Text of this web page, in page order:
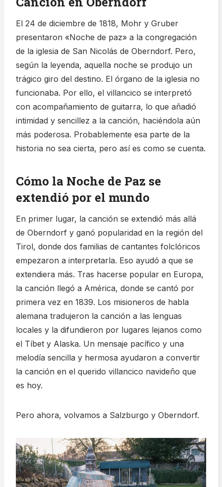
El 24 de diciembre de 1818, Mohr y Gruber
presentaron «Noche de paz» a la congregación
de la iglesia de San Nicolás de Oberndorf. Pero,
según la leyenda, aquella noche se produjo un
trágico giro del destino. El órgano de la iglesia no
funcionaba. Por ello, el villancico se interpretó
con acompañamiento de guitarra, lo que añadió
intimidad y sencillez a la canción, haciéndola aún
más poderosa. Probablemente esa parte de la
historia no sea cierta, pero así es como se cuenta.
Cómo la Noche de Paz se
extendió por el mundo
En primer lugar, la canción se extendió más allá
de Oberndorf y ganó popularidad en la región del
Tirol, donde dos familias de cantantes folclóricos
empezaron a interpretarla. Eso ayudó a que se
extendiera más. Tras hacerse popular en Europa,
la canción llegó a América, donde se cantó por
primera vez en 1839. Los misioneros de habla
alemana tradujeron la canción a las lenguas
locales y la difundieron por lugares lejanos como
el Tíbet y Alaska. Un mensaje pacífico y una
melodía sencilla y hermosa ayudaron a convertir
la canción en el querido villancico navideño que
es hoy.
Pero ahora, volvamos a Salzburgo y Oberndorf.